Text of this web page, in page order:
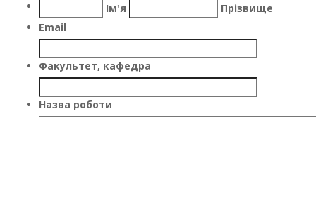
Ім'я
Прізвище
Email
Факультет, кафедра
Назва роботи